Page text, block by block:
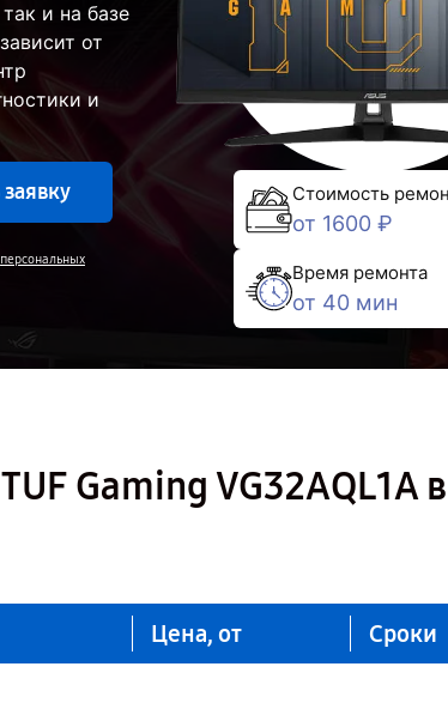
и на базе
от
и
персональных
Стоимость
от 1600 ₽
Время ремонта
от 40 мин
Gaming VG32AQL1A в
Цена, от Сроки